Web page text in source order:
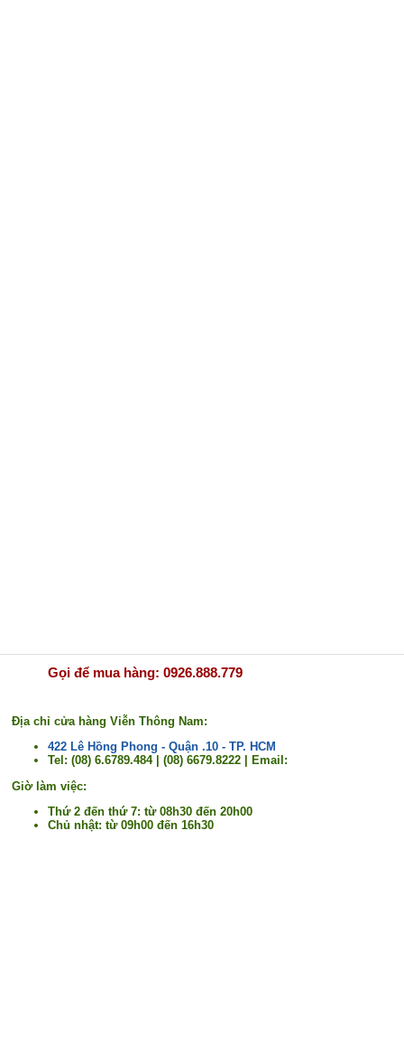
Gọi để mua hàng: 0926.888.779
Địa chỉ cửa hàng Viễn Thông Nam:
422 Lê Hồng Phong - Quận .10 - TP. HCM
Tel: (08) 6.6789.484 | (08) 6679.8222 | Email:
Giờ làm việc:
Thứ 2 đến thứ 7: từ 08h30 đến 20h00
Chủ nhật: từ 09h00 đến 16h30